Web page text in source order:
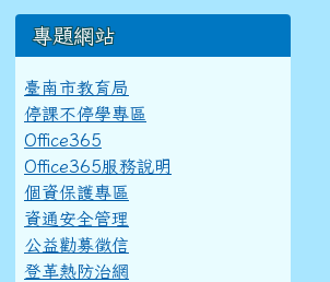
專題網站
臺南市教育局
停課不停學專區
Office365
Office365服務說明
個資保護專區
資通安全管理
公益勸募徵信
登革熱防治網